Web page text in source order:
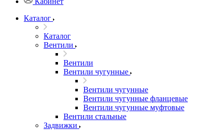
Каталог
Каталог
Вентили
Вентили
Вентили чугунные
Вентили чугунные
Вентили чугунные фланцевые
Вентили чугунные муфтовые
Вентили стальные
Задвижки